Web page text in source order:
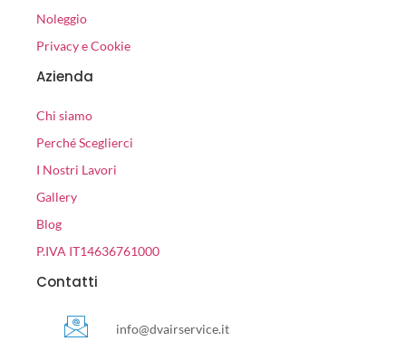
Noleggio
Privacy e Cookie
Azienda
Chi siamo
Perché Sceglierci
I Nostri Lavori
Gallery
Blog
P.IVA IT14636761000
Contatti
info@dvairservice.it